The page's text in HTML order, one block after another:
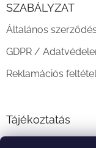
SZABÁLYZAT
Általános
GDPR /
Reklamációs
Tájékoztatás